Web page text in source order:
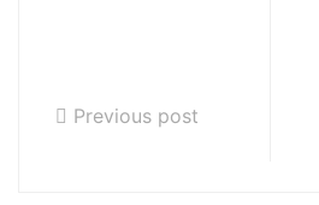
Previous post